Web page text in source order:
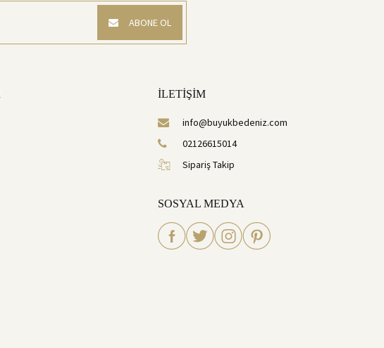
ABONE OL
İLETİŞİM
info@buyukbedeniz.com
02126615014
Sipariş Takip
SOSYAL MEDYA